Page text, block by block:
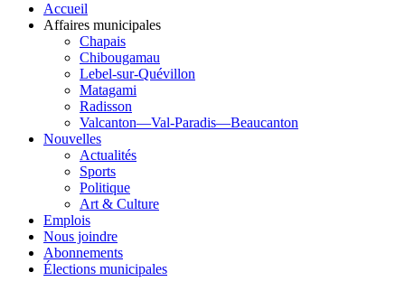
Accueil
Affaires municipales
Chapais
Chibougamau
Lebel-sur-Quévillon
Matagami
Radisson
Valcanton—Val-Paradis—Beaucanton
Nouvelles
Actualités
Sports
Politique
Art & Culture
Emplois
Nous joindre
Abonnements
Élections municipales